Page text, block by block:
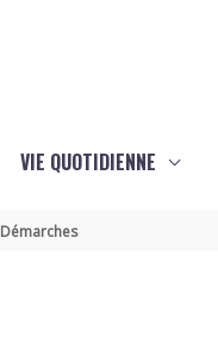
VIE QUOTIDIENNE
Démarches